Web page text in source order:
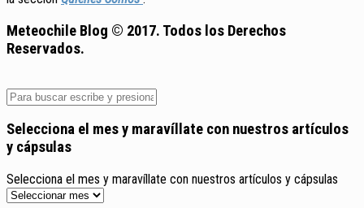
Meteochile Blog © 2017. Todos los Derechos
Reservados.
Selecciona el mes y maravíllate con nuestros artículos
y cápsulas
Selecciona el mes y maravíllate con nuestros artículos y cápsulas